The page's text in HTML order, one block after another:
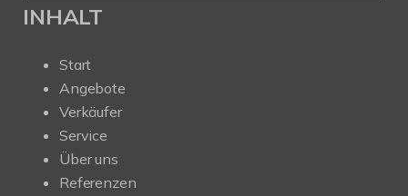
INHALT
Start
Angebote
Verkäufer
Service
Über uns
Referenzen